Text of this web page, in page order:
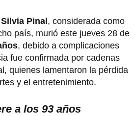
Silvia Pinal, considerada como
país, murió este jueves 28 de
, debido a complicaciones
fue confirmada por cadenas
quienes lamentaron la pérdida
y el entretenimiento.
a los 93 años